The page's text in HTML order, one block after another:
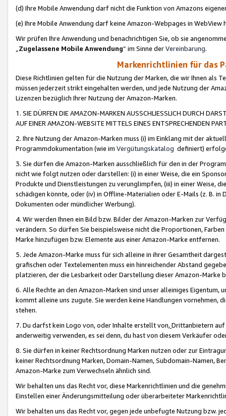
(d) Ihre Mobile Anwendung darf nicht die Funktion von Amazons
(e) Ihre Mobile Anwendung darf keine Amazon-Webpages in WebView
Wir prüfen Ihre Anwendung und benachrichtigen Sie, ob sie
„Zugelassene Mobile Anwendung“ im Sinne derVereinbarung.
Markenrichtlinien für das
Diese Richtlinien gelten für die Nutzung der Marken, die wir Ihnen als
müssen jederzeit strikt eingehalten werden, und jede Nutzung der
Lizenzen bezüglich Ihrer Nutzung der Amazon-Marken.
1. SIE DÜRFEN DIE AMAZON-MARKEN AUSSCHLIESSLICH DURCH
AUF EINER AMAZON-WEBSITE MITTELS EINES ENTSPRECHENDEN
2. Ihre Nutzung der Amazon-Marken muss (i) im Einklang mit der
Programmdokumentation (wie im Vergütungskatalog definiert)
3. Sie dürfen die Amazon-Marken ausschließlich für den in der
nicht wie folgt nutzen oder darstellen: (i) in einer Weise, die ein
Produkte und Dienstleistungen zu verunglimpfen, (iii) in einer Weise,
schädigen könnte, oder (iv) in Offline-Materialien oder E-Mails (z. B. in
Dokumenten oder mündlicher Werbung).
4. Wir werden Ihnen ein Bild bzw. Bilder der Amazon-Marken zur
verändern. So dürfen Sie beispielsweise nicht die Proportionen,
Marke hinzufügen bzw. Elemente aus einer Amazon-Marke entfernen.
5. Jede Amazon-Marke muss für sich alleine in ihrer Gesamtheit
grafischen oder Textelementen muss ein hinreichender Abstand
platzieren, der die Lesbarkeit oder Darstellung dieser Amazon-Marke
6. Alle Rechte an den Amazon-Marken sind unser alleiniges
kommt alleine uns zugute. Sie werden keine Handlungen vornehmen,
stehen.
7. Du darfst kein Logo von, oder Inhalte erstellt von,Drittanbietern auf
anderweitig verwenden, es sei denn, du hast von diesem Verkäufer
8. Sie dürfen in keiner Rechtsordnung Marken nutzen oder zur
keiner Rechtsordnung Marken, Domain-Namen, Subdomain-Namen,
Amazon-Marke zum Verwechseln ähnlich sind.
Wir behalten uns das Recht vor, diese Markenrichtlinien und die
Einstellen einer Änderungsmitteilung oder überarbeiteter
Wir behalten uns das Recht vor, gegen jede unbefugte Nutzung bzw.